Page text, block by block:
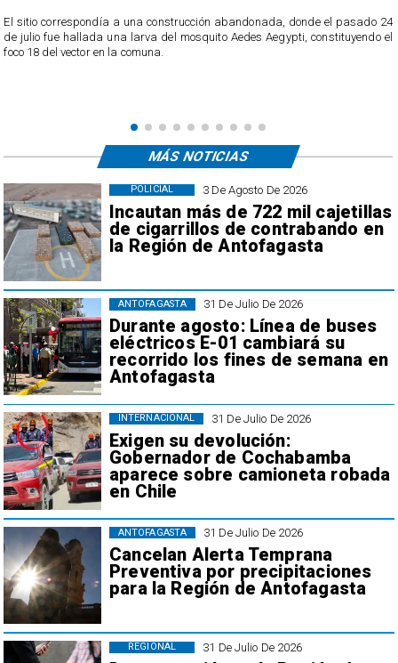
El sitio correspondía a una construcción abandonada, donde el pasado 24
de julio fue hallada una larva del mosquito Aedes Aegypti, constituyendo el
foco 18 del vector en la comuna.
3 De Agosto De 2026
Incautan más de 722 mil cajetillas
de cigarrillos de contrabando en
la Región de Antofagasta
POLICIAL
31 De Julio De 2026
Durante agosto: Línea de buses
eléctricos E-01 cambiará su
recorrido los fines de semana en
Antofagasta
ANTOFAGASTA
31 De Julio De 2026
Exigen su devolución:
Gobernador de Cochabamba
aparece sobre camioneta robada
en Chile
INTERNACIONAL
31 De Julio De 2026
Cancelan Alerta Temprana
Preventiva por precipitaciones
para la Región de Antofagasta
ANTOFAGASTA
31 De Julio De 2026
REGIONAL
MÁS NOTICIAS